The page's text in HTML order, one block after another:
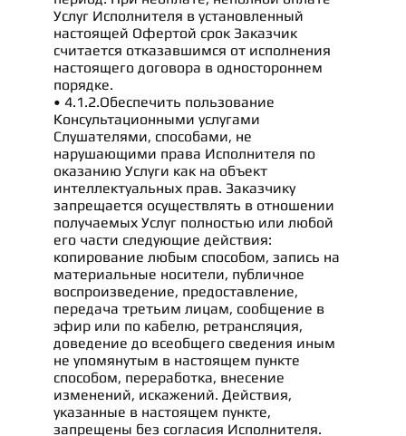
Услуг Исполнителя в установленный
настоящей Офертой срок Заказчик
считается отказавшимся от исполнения
настоящего договора в одностороннем
порядке.
• 4.1.2.Обеспечить пользование
Консультационными услугами
Слушателями, способами, не
нарушающими права Исполнителя по
оказанию Услуги как на объект
интеллектуальных прав. Заказчику
запрещается осуществлять в отношении
получаемых Услуг полностью или любой
его части следующие действия:
копирование любым способом, запись на
материальные носители, публичное
воспроизведение, предоставление,
передача третьим лицам, сообщение в
эфир или по кабелю, ретрансляция,
доведение до всеобщего сведения иным
не упомянутым в настоящем пункте
способом, переработка, внесение
изменений, искажений. Действия,
указанные в настоящем пункте,
запрещены без согласия Исполнителя.